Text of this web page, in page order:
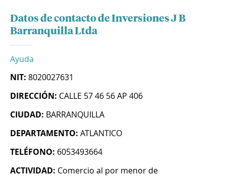
Datos de contacto de Inversiones J B
Barranquilla Ltda
Ayuda
NIT: 8020027631
DIRECCIÓN: CALLE 57 46 56 AP 406
CIUDAD: BARRANQUILLA
DEPARTAMENTO: ATLANTICO
TELÉFONO: 6053493664
ACTIVIDAD: Comercio al por menor de